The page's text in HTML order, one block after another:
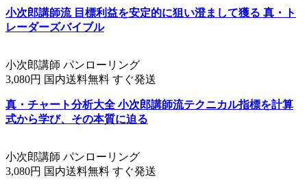
小次郎講師流 目標利益を安定的に狙い澄まして獲る 真・ト
レーダーズバイブル
小次郎講師 パンローリング
3,080円 国内送料無料 すぐ発送
真・チャート分析大全 小次郎講師流テクニカル指標を計算
式から学び、その本質に迫る
小次郎講師 パンローリング
3,080円 国内送料無料 すぐ発送